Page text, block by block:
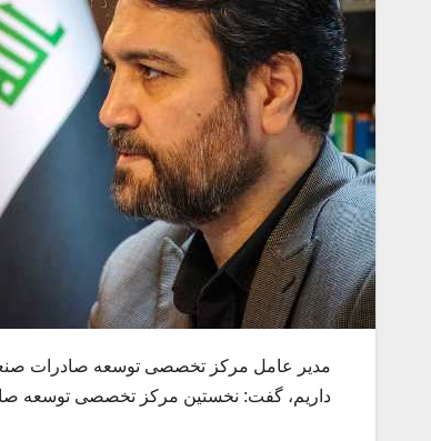
داریم، گفت: نخستین مرکز تخصصی توسعه